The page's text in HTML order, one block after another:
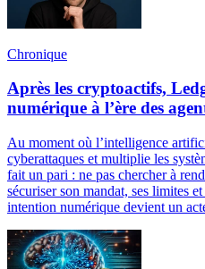
Chronique
Après les cryptoactifs,
numérique à l’ère des
Au moment où l’intelligence
cyberattaques et multiplie les
fait un pari : ne pas chercher à
sécuriser son mandat, ses limites
intention numérique devient un